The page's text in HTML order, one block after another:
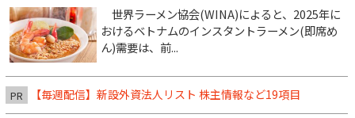
世界ラーメン協会(WINA)によると、2025年に
おけるベトナムのインスタントラーメン(即席め
ん)需要は、前...
PR 【毎週配信】新設外資法人リスト 株主情報など19項目